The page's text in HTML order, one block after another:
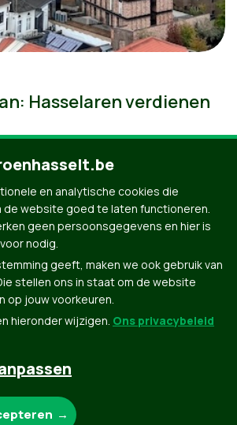
Hasselaren verdienen
en analytische cookies die
de website goed te laten functioneren.
geen persoonsgegevens en hier is
nodig.
geeft, maken we ook gebruik van
stellen ons in staat om de website
op jouw voorkeuren.
hieronder wijzigen. Ons privacybeleid